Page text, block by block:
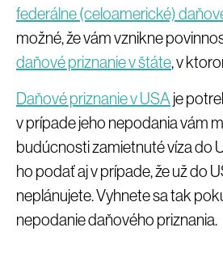
federálne (celoamerické)
možné, že vám vznikne
daňové priznanie v štáte, v
Daňové priznanie v USAje
v prípade jeho nepodania vám
budúcnosti zamietnuté víza do
ho podať aj v prípade, že už do
neplánujete. Vyhnete sa tak
nepodanie daňového priznania.